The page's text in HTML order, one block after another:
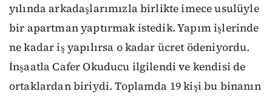
yılında arkadaşlarımızla birlikte imece usulüyle
bir apartman yaptırmak istedik. Yapım işlerinde
ne kadar iş yapılırsa o kadar ücret ödeniyordu.
İnşaatla Cafer Okuducu ilgilendi ve kendisi de
ortaklardan biriydi. Toplamda 19 kişi bu binanın